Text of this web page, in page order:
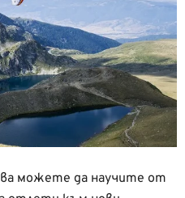
можете да научите от